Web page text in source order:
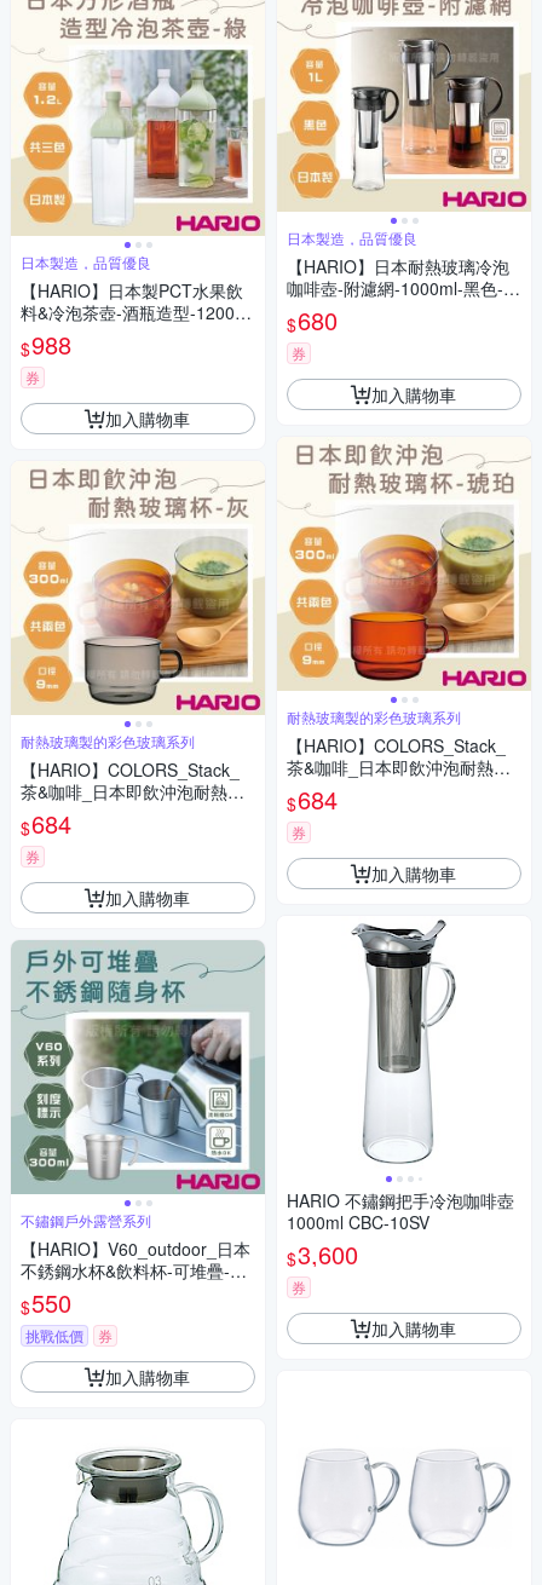
日本製造，品質優良
【HARIO】日本製PCT水果飲
料&冷泡茶壺-酒瓶造型-1200ml
-綠色
$988
券
加入購物車
耐熱玻璃製的彩色玻璃系列
【HARIO】COLORS_Stack_
茶&咖啡_日本即飲沖泡耐熱玻
璃杯300mL-灰色1入
$684
券
加入購物車
不鏽鋼戶外露營系列
【HARIO】V60_outdoor_日本
不銹鋼水杯&飲料杯-可堆疊-32
0ml(O-VSM-30-HSV)
$550
挑戰低價 券
加入購物車
日本製造，品質優良
【HARIO】日本耐熱玻璃冷泡
咖啡壺-附濾網-1000ml-黑色-8
杯專用(MCPN-14-B)
$680
券
加入購物車
耐熱玻璃製的彩色玻璃系列
【HARIO】COLORS_Stack_
茶&咖啡_日本即飲沖泡耐熱玻
璃杯300mL-琥珀色1入
$684
券
加入購物車
HARIO 不鏽鋼把手冷泡咖啡壺
1000ml CBC-10SV
$3,600
券
加入購物車